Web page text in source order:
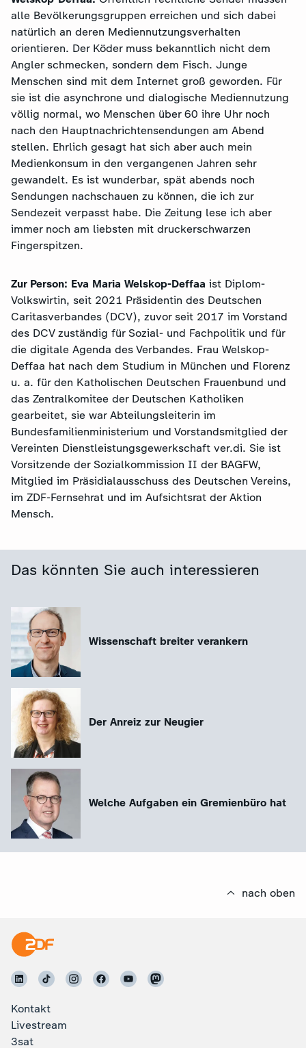
alle Bevölkerungsgruppen erreichen und sich dabei
natürlich an deren Mediennutzungsverhalten
orientieren. Der Köder muss bekanntlich nicht dem
Angler schmecken, sondern dem Fisch. Junge
Menschen sind mit dem Internet groß geworden. Für
sie ist die asynchrone und dialogische Mediennutzung
völlig normal, wo Menschen über 60 ihre Uhr noch
nach den Hauptnachrichtensendungen am Abend
stellen. Ehrlich gesagt hat sich aber auch mein
Medienkonsum in den vergangenen Jahren sehr
gewandelt. Es ist wunderbar, spät abends noch
Sendungen nachschauen zu können, die ich zur
Sendezeit verpasst habe. Die Zeitung lese ich aber
immer noch am liebsten mit druckerschwarzen
Fingerspitzen.
Zur Person: Eva Maria Welskop-Deffaa ist Diplom-
Volkswirtin, seit 2021 Präsidentin des Deutschen
Caritasverbandes (DCV), zuvor seit 2017 im Vorstand
des DCV zuständig für Sozial- und Fachpolitik und für
die digitale Agenda des Verbandes. Frau Welskop-
Deffaa hat nach dem Studium in München und Florenz
u. a. für den Katholischen Deutschen Frauenbund und
das Zentralkomitee der Deutschen Katholiken
gearbeitet, sie war Abteilungsleiterin im
Bundesfamilienministerium und Vorstandsmitglied der
Vereinten Dienstleistungsgewerkschaft ver.di. Sie ist
Vorsitzende der Sozialkommission II der BAGFW,
Mitglied im Präsidialausschuss des Deutschen Vereins,
im ZDF-Fernsehrat und im Aufsichtsrat der Aktion
Mensch.
Das könnten Sie auch interessieren
Wissenschaft breiter verankern
Der Anreiz zur Neugier
Welche Aufgaben ein Gremienbüro hat
nach oben
Kontakt
Livestream
3sat